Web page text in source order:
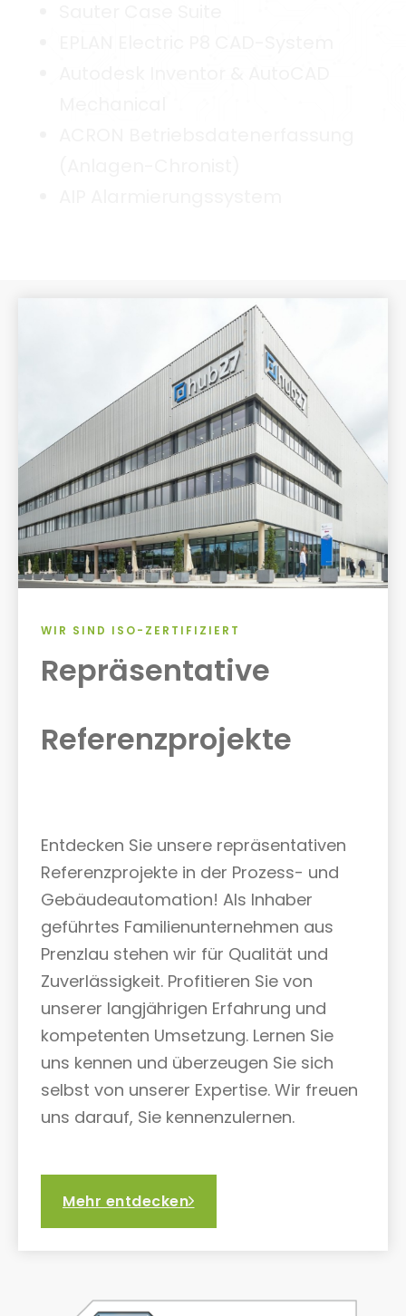
WIR SIND ISO-ZERTIFIZIERT
Repräsentative
Referenzprojekte
Entdecken Sie unsere repräsentativen
Referenzprojekte in der Prozess- und
Gebäudeautomation! Als Inhaber
geführtes Familienunternehmen aus
Prenzlau stehen wir für Qualität und
Zuverlässigkeit. Profitieren Sie von
unserer langjährigen Erfahrung und
kompetenten Umsetzung. Lernen Sie
uns kennen und überzeugen Sie sich
selbst von unserer Expertise. Wir freuen
uns darauf, Sie kennenzulernen.
Mehr entdecken